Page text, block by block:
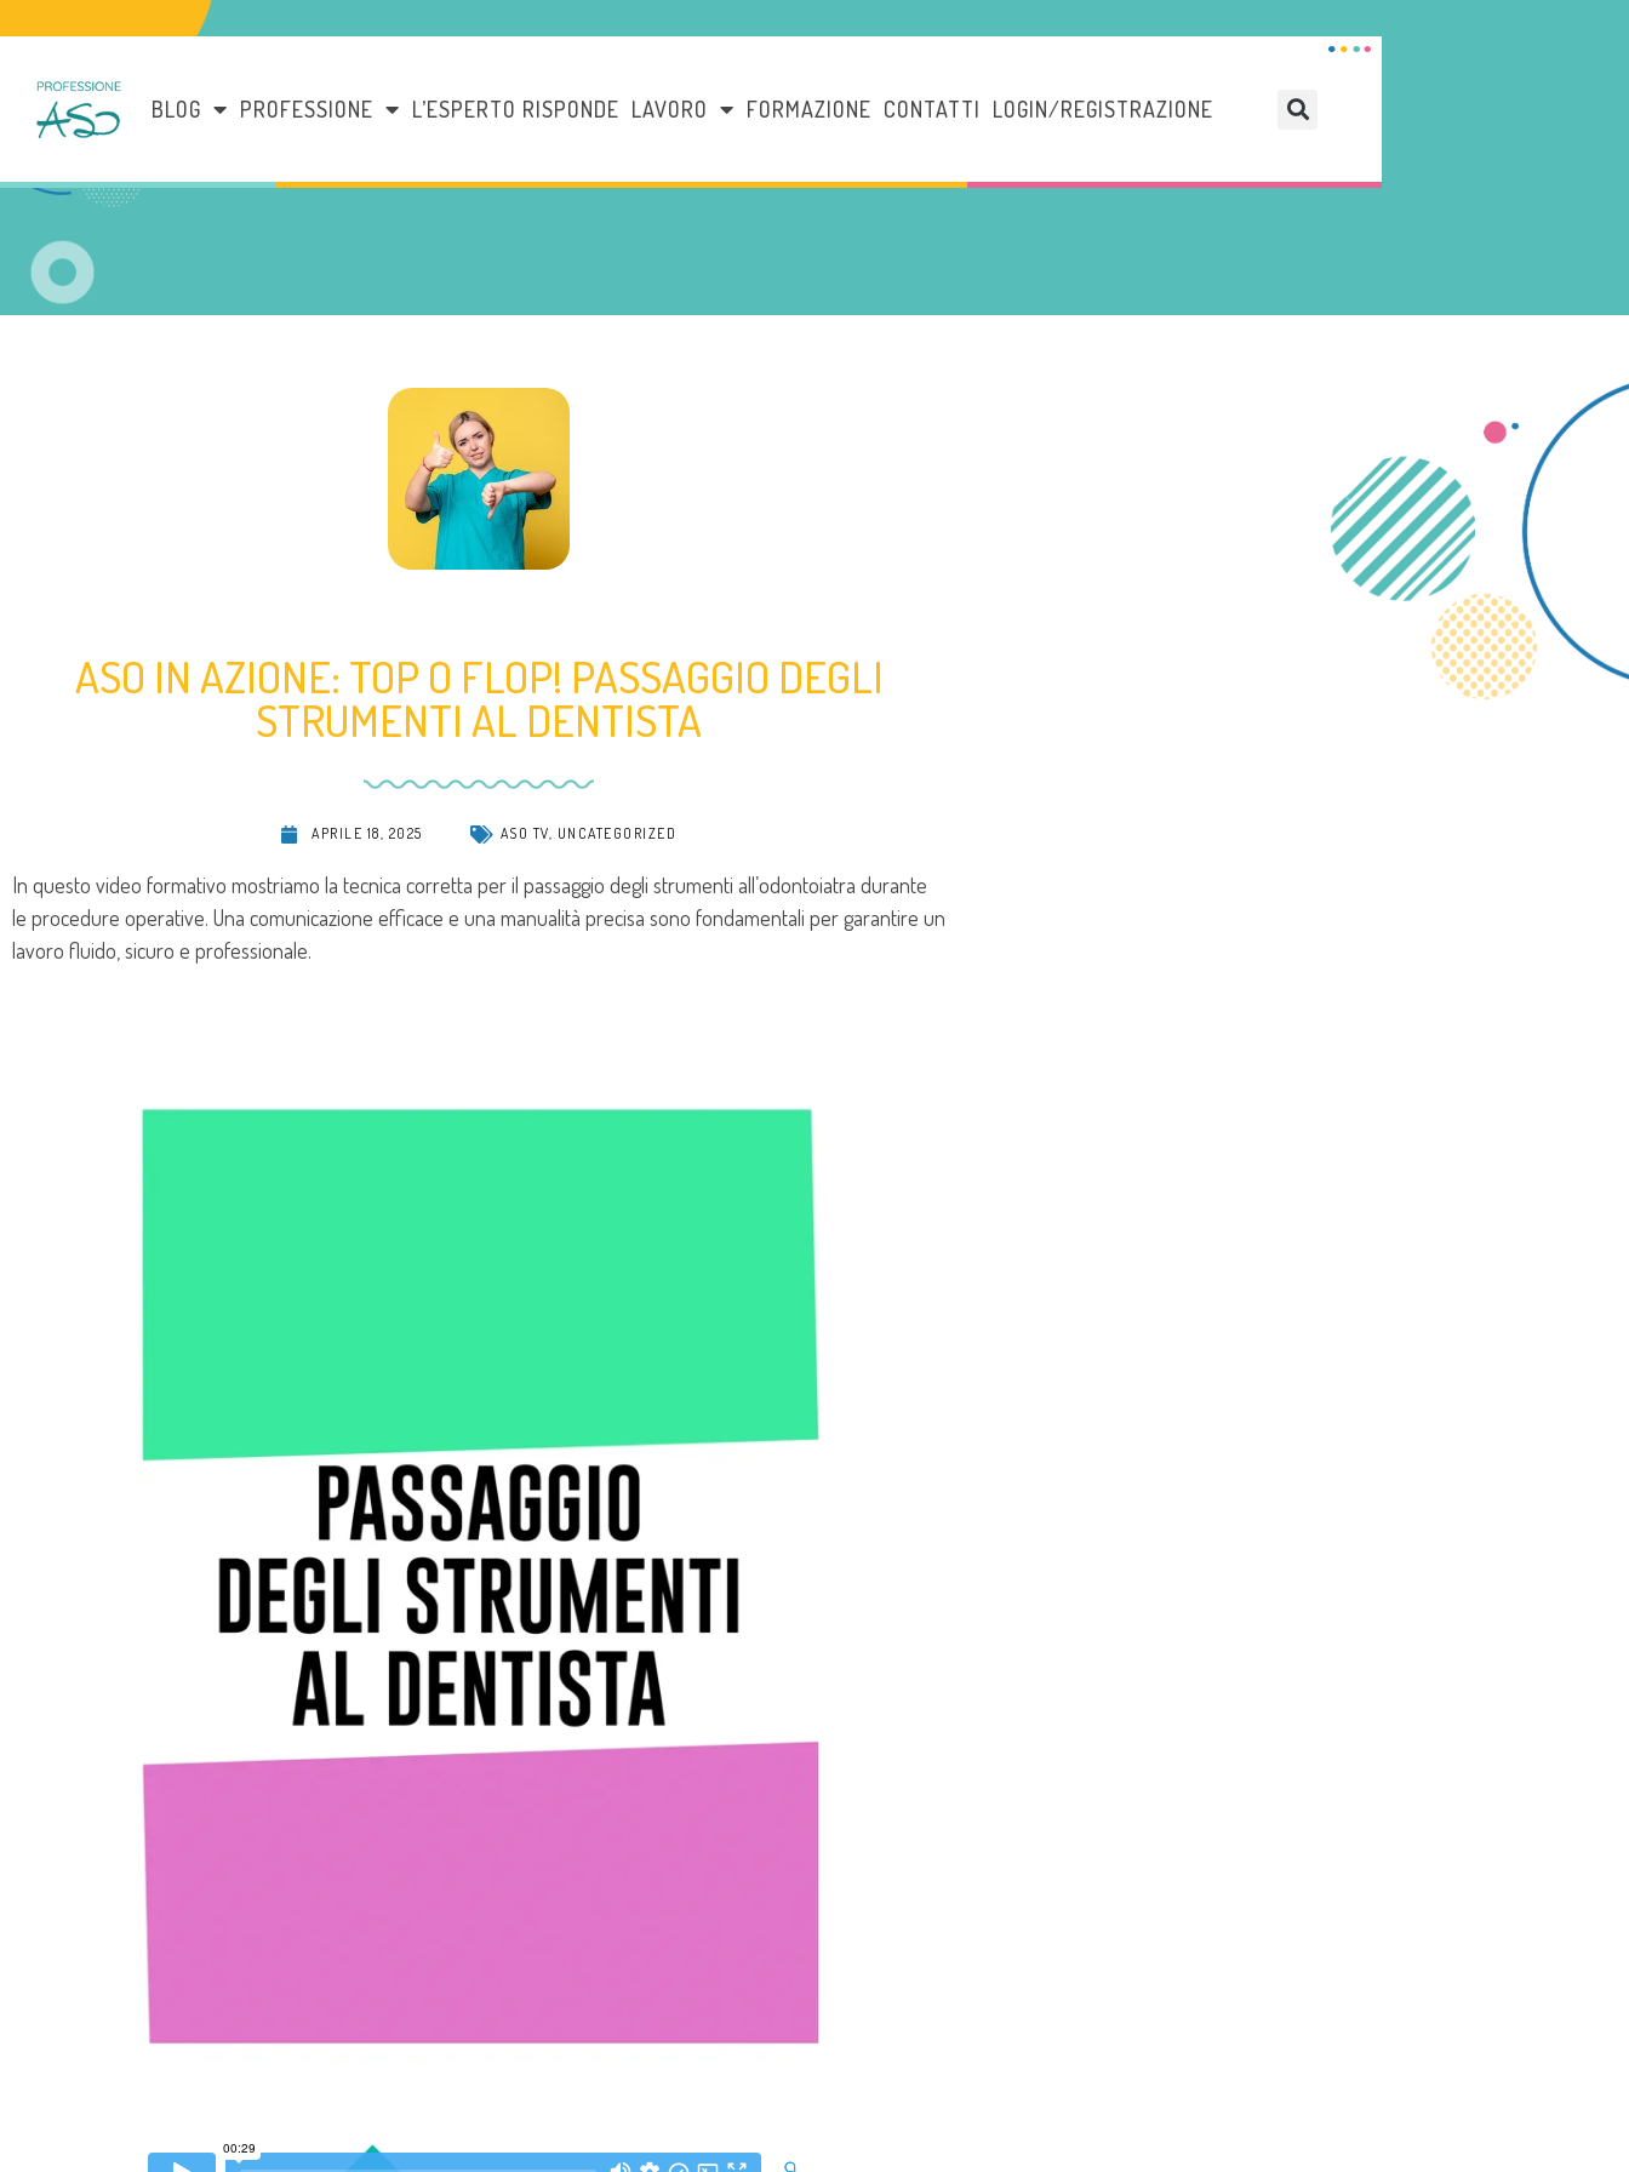
BLOG PROFESSIONE L’ESPERTO RISPONDE LAVORO FORMAZIONE CONTATTI LOGIN/REGISTRAZIONE
ASO IN AZIONE: TOP O FLOP! PASSAGGIO DEGLI
STRUMENTI AL DENTISTA
APRILE 18, 2025 ASO TV, UNCATEGORIZED
In questo video formativo mostriamo la tecnica corretta per il passaggio degli strumenti all’odontoiatra durante
le procedure operative. Una comunicazione efficace e una manualità precisa sono fondamentali per garantire un
lavoro fluido, sicuro e professionale.